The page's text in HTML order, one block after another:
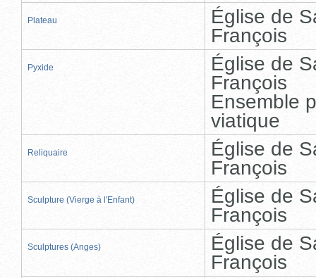
Plateau
Église de
François
Pyxide
Église de
François
Ensemble
viatique
Reliquaire
Église de
François
Sculpture (Vierge à l'Enfant)
Église de
François
Sculptures (Anges)
Église de
François